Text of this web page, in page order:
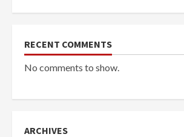
RECENT COMMENTS
No comments to show.
ARCHIVES